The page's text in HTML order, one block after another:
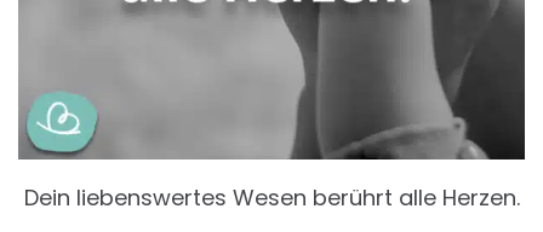
Dein liebenswertes Wesen berührt alle Herzen.